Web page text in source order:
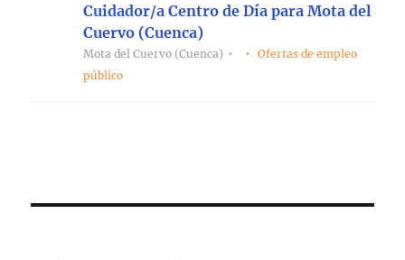
Cuidador/a Centro de Día para Mota del
Cuervo (Cuenca)
Mota del Cuervo (Cuenca)
Ofertas de empleo
público